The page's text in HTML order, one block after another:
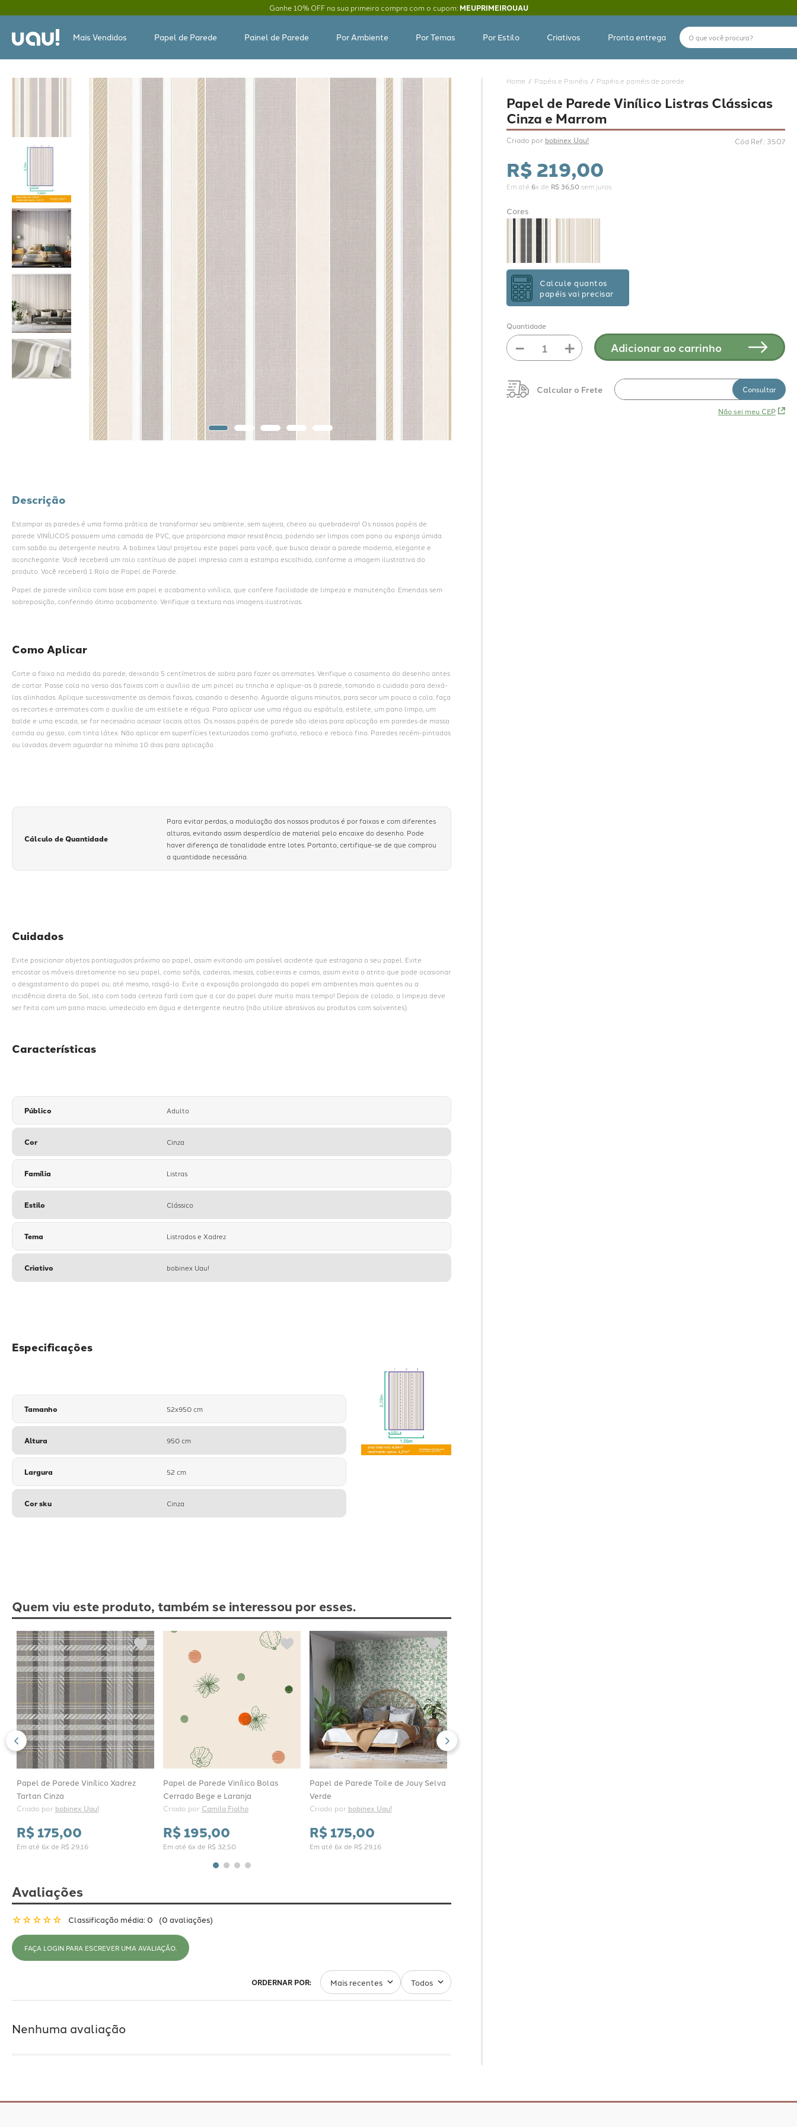
Ganhe 10% OFF na sua primeira compra com o cupom: MEUPRIMEIROUAU
Mais Vendidos Papel de Parede Painel de Parede Por Ambiente Por Temas Por Estilo Criativos Pronta entrega
O que você procura?
Descrição
Estampar as paredes é uma forma prática de transformar seu ambiente, sem sujeira, cheiro ou quebradeira! Os nossos papéis de
parede VINÍLICOS possuem uma camada de PVC, que proporciona maior resistência, podendo ser limpos com pano ou esponja úmida
com sabão ou detergente neutro. A bobinex Uau! projetou este papel para você, que busca deixar a parede moderna, elegante e
aconchegante. Você receberá um rolo contínuo de papel impresso com a estampa escolhida, conforme a imagem ilustrativa do
produto. Você receberá 1 Rolo de Papel de Parede.
Papel de parede vinílico com base em papel e acabamento vinílico, que confere facilidade de limpeza e manutenção. Emendas sem
sobreposição, conferindo ótimo acabamento. Verifique a textura nas imagens ilustrativas.
Como Aplicar
Corte a faixa na medida da parede, deixando 5 centímetros de sobra para fazer os arremates. Verifique o casamento do desenho antes
de cortar. Passe cola no verso das faixas com o auxíliio de um pincel ou trincha e aplique-as à parede, tomando o cuidado para deixá-
las alinhadas. Aplique sucessivamente as demais faixas, casando o desenho. Aguarde alguns minutos, para secar um pouco a cola, faça
os recortes e arremates com o auxílio de um estilete e régua. Para aplicar use uma régua ou espátula, estilete, um pano limpo, um
balde e uma escada, se for necessário acessar locais altos. Os nossos papéis de parede são ideias para aplicação em paredes de massa
corrida ou gesso, com tinta látex. Não aplicar em superfícies texturizadas como grafiato, reboco e reboco fino. Paredes recém-pintadas
ou lavadas devem aguardar no mínimo 10 dias para aplicação.
Cálculo de Quantidade
Para evitar perdas, a modulação dos nossos produtos é por faixas e com diferentes
alturas, evitando assim desperdício de material pelo encaixe do desenho. Pode
haver diferença de tonalidade entre lotes. Portanto, certifique-se de que comprou
a quantidade necessária.
Cuidados
Evite posicionar objetos pontiagudos próximo ao papel, assim evitando um possível acidente que estragaria o seu papel. Evite
encostar os móveis diretamente no seu papel, como sofás, cadeiras, mesas, cabeceiras e camas, assim evita o atrito que pode ocasionar
o desgastamento do papel ou, até mesmo, rasgá-lo. Evite a exposição prolongada do papel em ambientes mais quentes ou a
incidência direta do Sol, isto com toda certeza fará com que a cor do papel dure muito mais tempo! Depois de colado, a limpeza deve
ser feita com um pano macio, umedecido em água e detergente neutro (não utilize abrasivos ou produtos com solventes).
Características
Público Adulto
Cor Cinza
Família Listras
Estilo Clássico
Tema Listrados e Xadrez
Criativo bobinex Uau!
Especificações
Tamanho 52x950 cm
Altura 950 cm
Largura 52 cm
Cor sku Cinza
Quem viu este produto, também se interessou por esses.
Papel de Parede Vinílico Xadrez
Tartan Cinza
Criado por bobinex Uau!
R$175,00
Em até 6x de R$ 29,16
Papel de Parede Vinílico Bolas
Cerrado Bege e Laranja
Criado por Camila Fialho
R$195,00
Em até 6x de R$ 32 50
Papel de Parede Toile de Jouy Selva
Verde
Criado por bobinex Uau!
R$175,00
Em até 6x de R$ 29,16
Avaliações
☆☆☆☆☆ Classificação média: 0 (0 avaliações)
FAÇA LOGIN PARA ESCREVER UMA AVALIAÇÃO.
Mais recentes Todos
Nenhuma avaliação
Papéis e Painéis Papéis e painéis de parede
Papel de Parede Vinílico Listras Clássicas
Cinza e Marrom
Criado por bobinex Uau! Cód Ref.: 3507
R$219,00
Em até 6x de R$ 3650sem juros
Cores
Calcule quantos
papéis vai precisar
Quantidade
＋
－ Adicionar ao carrinho
Não sei meu CEP